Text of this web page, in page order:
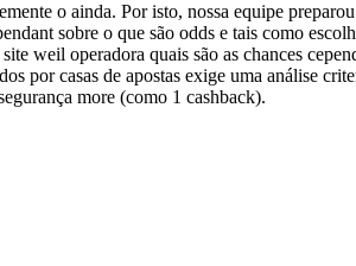
o ainda. Por isto, nossa equipe
sobre o que são odds e tais como
weil operadora quais são as chances
por casas de apostas exige uma análise
more (como 1 cashback).